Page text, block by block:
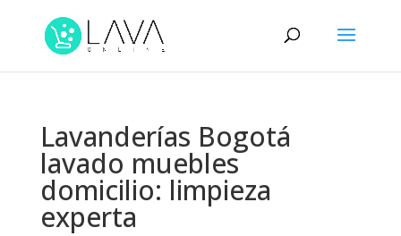
Lavanderías Bogotá
lavado muebles
domicilio: limpieza
experta